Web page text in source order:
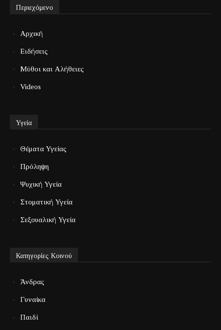
Περιεχόμενο
Αρχική
Ειδήσεις
Μύθοι και Αλήθειες
Videos
Υγεία
Θέματα Υγείας
Πρόληψη
Ψυχική Υγεία
Στοματική Υγεία
Σεξουαλική Υγεία
Κατηγορίες Κοινού
Άνδρας
Γυναίκα
Παιδί